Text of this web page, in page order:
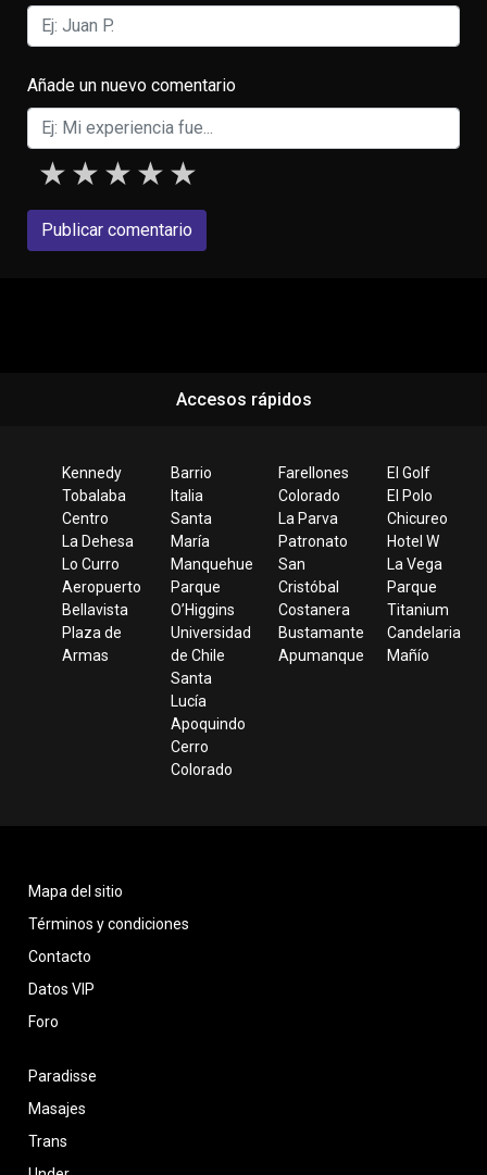
Añade un nuevo comentario
4 stars
3 stars
2 stars
1 star
Publicar comentario
Accesos rápidos
Kennedy
Tobalaba
Centro
La Dehesa
Lo Curro
Aeropuerto
Bellavista
Plaza de
Armas
Barrio
Italia
Santa
María
Manquehue
Parque
O’Higgins
Universidad
de Chile
Santa
Lucía
Apoquindo
Cerro
Colorado
Farellones
Colorado
La Parva
Patronato
San
Cristóbal
Costanera
Bustamante
Apumanque
El Golf
El Polo
Chicureo
Hotel W
La Vega
Parque
Titanium
Candelaria
Mañío
Paradisse
Masajes
Trans
Mapa del sitio
Términos y condiciones
Contacto
Datos VIP
Foro